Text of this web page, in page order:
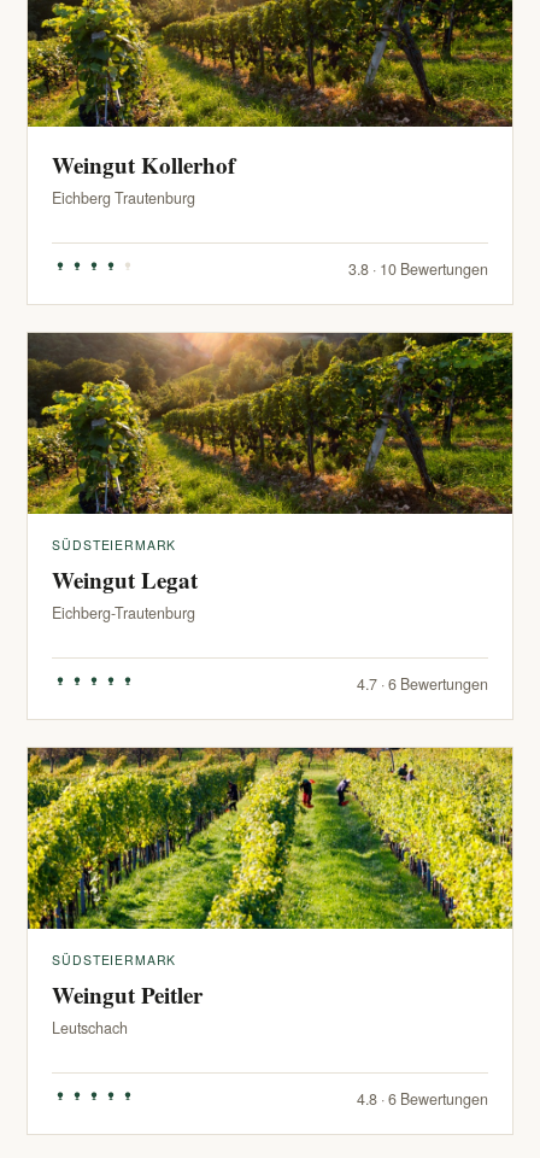
Weingut Kollerhof
Eichberg Trautenburg
3.8 · 10 Bewertungen
SÜDSTEIERMARK
Weingut Legat
Eichberg-Trautenburg
4.7 · 6 Bewertungen
SÜDSTEIERMARK
Weingut Peitler
Leutschach
4.8 · 6 Bewertungen